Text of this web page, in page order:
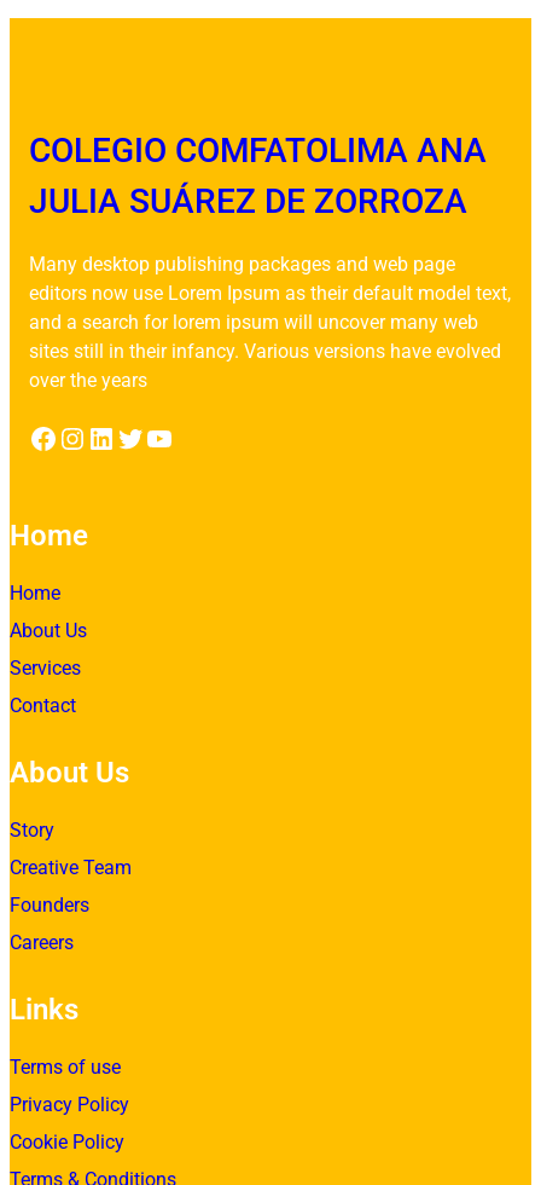
COLEGIO COMFATOLIMA ANA
JULIA SUÁREZ DE ZORROZA
Many desktop publishing packages and web page
editors now use Lorem Ipsum as their default model text,
and a search for lorem ipsum will uncover many web
sites still in their infancy. Various versions have evolved
over the years
Facebook Instagram LinkedIn Twitter YouTube
Home
Home
About Us
Services
Contact
About Us
Story
Creative Team
Founders
Careers
Links
Terms of use
Privacy Policy
Cookie Policy
Terms & Conditions